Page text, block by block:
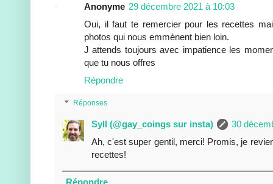
Anonyme 29 décembre 2021 à 10:03
Oui, il faut te remercier pour les recettes
photos qui nous emmènent bien loin.
J attends toujours avec impatience les
que tu nous offres
Répondre
Réponses
Syll (@gay_coings sur insta)
30
Ah, c'est super gentil, merci! Promis, je
recettes!